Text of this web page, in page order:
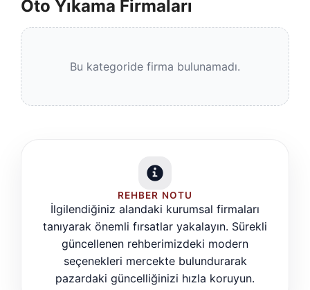
Oto Yıkama Firmaları
Bu kategoride firma bulunamadı.
REHBER NOTU
İlgilendiğiniz alandaki kurumsal firmaları
tanıyarak önemli fırsatlar yakalayın. Sürekli
güncellenen rehberimizdeki modern
seçenekleri mercekte bulundurarak
pazardaki güncelliğinizi hızla koruyun.